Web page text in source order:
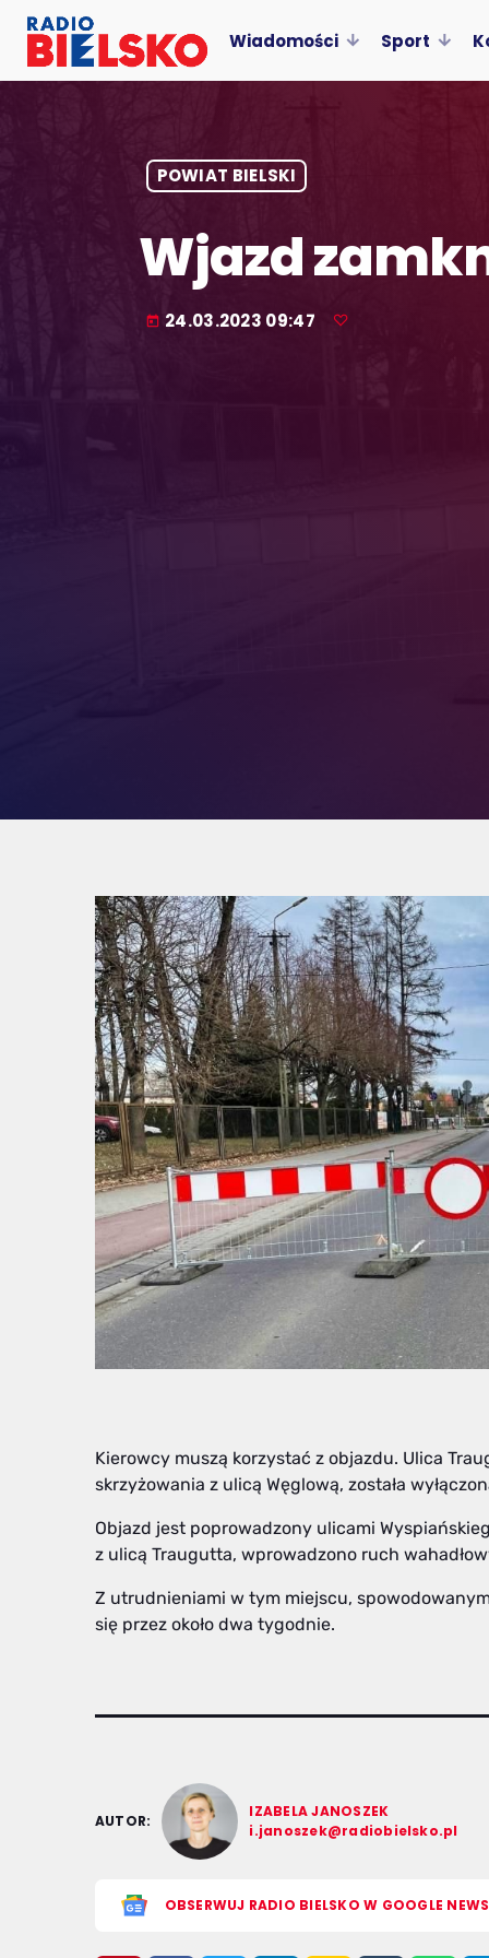
Wiadomości Sport
POWIAT BIELSKI
Wjazd
today 24.03.2023 09:47
Kierowcy muszą korzystać z objazdu. Ulica
skrzyżowania z ulicą Węglową, została
Objazd jest poprowadzony ulicami
z ulicą Traugutta, wprowadzono ruch
Z utrudnieniami w tym miejscu,
się przez około dwa tygodnie.
AUTOR:
IZABELA JANOSZEK
i.janoszek@radiobielsko.pl
OBSERWUJ RADIO BIELSKO W GOOGLE NEWS